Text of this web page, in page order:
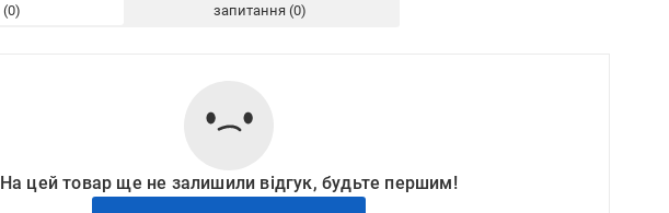
запитання
На цей товар ще не залишили відгук, будьте першим!